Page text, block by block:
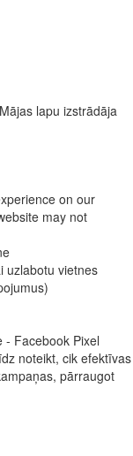
lapu izstrādāja
on our
may not
uzlabotu vietnes
- Facebook Pixel
noteikt, cik efektīvas
pārraugot